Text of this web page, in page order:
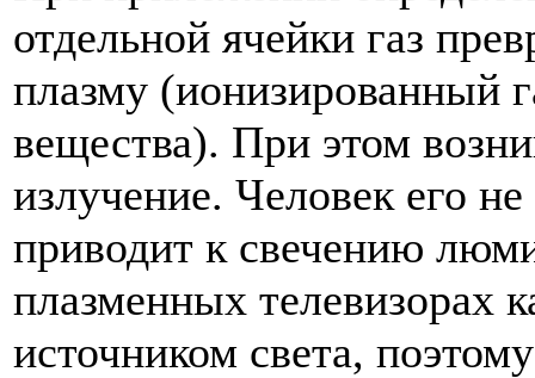
отдельной ячейки газ
плазму (ионизированный
вещества). При этом
излучение. Человек его
приводит к свечению
плазменных телевизорах
источником света,